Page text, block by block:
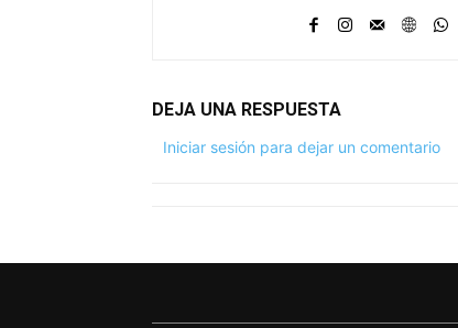
DEJA UNA RESPUESTA
Iniciar sesión para dejar un comentario